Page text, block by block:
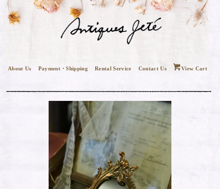
About Us Payment・Shipping Rental Service Contact Us View Cart